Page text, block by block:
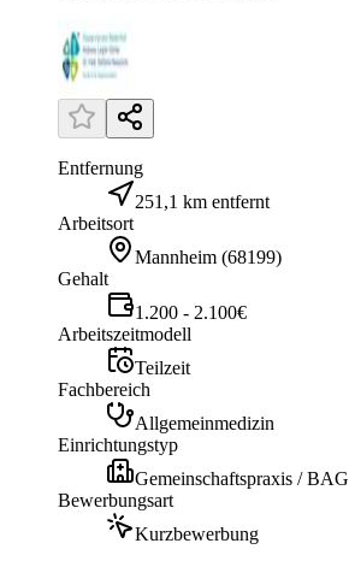
Entfernung
251,1 km entfernt
Arbeitsort
Mannheim (68199)
Gehalt
1.200 - 2.100€
Arbeitszeitmodell
Teilzeit
Fachbereich
Allgemeinmedizin
Einrichtungstyp
Gemeinschaftspraxis / BAG
Bewerbungsart
Kurzbewerbung